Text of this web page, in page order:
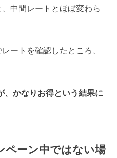
中間レートとほぼ変わら
ートを確認したところ、
、かなりお得という結果に
ペーン中ではない場